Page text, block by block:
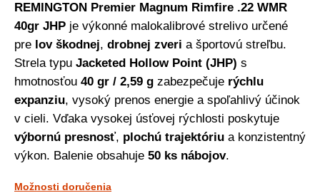
REMINGTON Premier Magnum Rimfire .22 WMR
40gr JHP je výkonné malokalibrové strelivo určené
pre lov škodnej, drobnej zveri a športovú streľbu.
Strela typu Jacketed Hollow Point (JHP) s
hmotnosťou 40 gr / 2,59 g zabezpečuje rýchlu
expanziu, vysoký prenos energie a spoľahlivý účinok
v cieli. Vďaka vysokej úsťovej rýchlosti poskytuje
výbornú presnosť, plochú trajektóriu a konzistentný
výkon. Balenie obsahuje 50 ks nábojov.
Možnosti doručenia
O
d
p
o
r
ú
č
a
m
e